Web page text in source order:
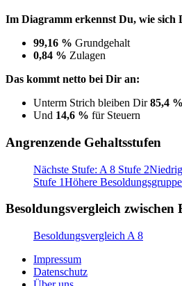
Im Diagramm erkennst Du, wie sich
99,16 % Grundgehalt
0,84 % Zulagen
Das kommt netto bei Dir an:
Unterm Strich bleiben Dir85,4 %
Und 14,6 % für Steuern
Angrenzende Gehaltsstufen
Nächste Stufe: A 8 Stufe 2
Stufe 1Höhere
Besoldungsvergleich
Besoldungsvergleich A 8
Impressum
Datenschutz